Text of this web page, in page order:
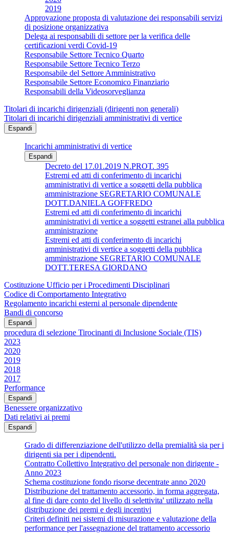
2019
Approvazione proposta di valutazione dei responsabili servizi
di posizione organizzativa
Delega ai responsabili di settore per la verifica delle
certificazioni verdi Covid-19
Responsabile Settore Tecnico Quarto
Responsabile Settore Tecnico Terzo
Responsabile del Settore Amministrativo
Responsabile Settore Economico Finanziario
Responsabili della Videosorveglianza
Titolari di incarichi dirigenziali (dirigenti non generali)
Titolari di incarichi dirigenziali amministrativi di vertice
Espandi
Incarichi amministrativi di vertice
Espandi
Decreto del 17.01.2019 N.PROT. 395
Estremi ed atti di conferimento di incarichi
amministrativi di vertice a soggetti della pubblica
amministrazione SEGRETARIO COMUNALE
DOTT.DANIELA GOFFREDO
Estremi ed atti di conferimento di incarichi
amministrativi di vertice a soggetti estranei alla pubblica
amministrazione
Estremi ed atti di conferimento di incarichi
amministrativi di vertice a soggetti della pubblica
amministrazione SEGRETARIO COMUNALE
DOTT.TERESA GIORDANO
Costituzione Ufficio per i Procedimenti Disciplinari
Codice di Comportamento Integrativo
Regolamento incarichi esterni al personale dipendente
Bandi di concorso
Espandi
procedura di selezione Tirocinanti di Inclusione Sociale (TIS)
2023
2020
2019
2018
2017
Performance
Espandi
Benessere organizzativo
Dati relativi ai premi
Espandi
Grado di differenziazione dell'utilizzo della premialità sia per i
dirigenti sia per i dipendenti.
Contratto Collettivo Integrativo del personale non dirigente -
Anno 2023
Schema costituzione fondo risorse decentrate anno 2020
Distribuzione del trattamento accessorio, in forma aggregata,
al fine di dare conto del livello di selettivita' utilizzato nella
distribuzione dei premi e degli incentivi
Criteri definiti nei sistemi di misurazione e valutazione della
performance per l'assegnazione del trattamento accessorio